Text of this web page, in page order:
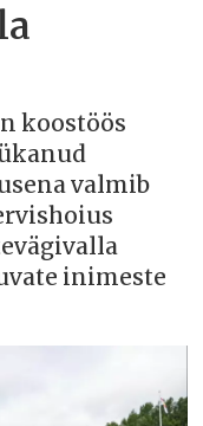
koostöös
valmib
inimeste